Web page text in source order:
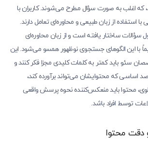
که اغلب به صورت سؤال مطرح می‌شوند. کاربران با
استفاده از زبان طبیعی و محاوره‌ای تعامل دارند.
سؤالات ساختار یافته است و از زبان محاوره‌ای
با این الگوهای جستجوی نوظهور همسو می‌شود. این
سئو باید کمتر به کلمات کلیدی مجزا فکر کنند و
اساسی که محتوایشان می‌تواند برآورده کند،
محتوا باید منعکس‌کننده نحوه پرسش واقعی
توسط افراد باشد.
دقت محتوا